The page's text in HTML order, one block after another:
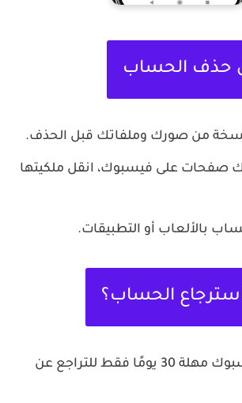
حذف الحساب
من صورك وملفاتك قبل الحذف.
صفحات على فيسبوك، انقل ملكيتها
بالألعاب أو التطبيقات.
الحساب؟
يمنحك فيسبوك مهلة 30 يومًا فقط للتراجع عن